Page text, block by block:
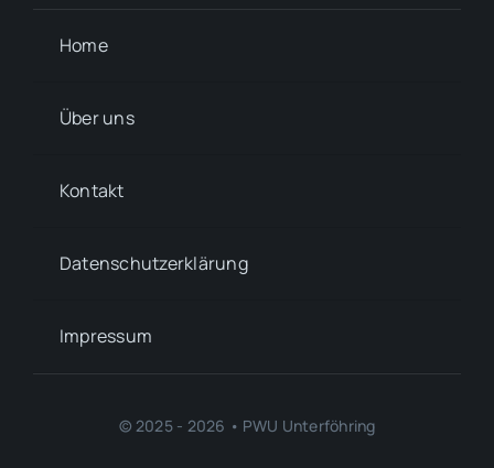
Home
Über uns
Kontakt
Datenschutzerklärung
Impressum
© 2025 - 2026 • PWU Unterföhring